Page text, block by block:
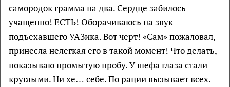
самородок грамма на два. Сердце забилось
учащенно! ЕСТЬ! Оборачиваюсь на звук
подъехавшего УАЗика. Вот черт! «Сам» пожаловал,
принесла нелегкая его в такой момент! Что делать,
показываю промытую пробу. У шефа глаза стали
круглыми. Ни хе… себе. По рации вызывает всех.